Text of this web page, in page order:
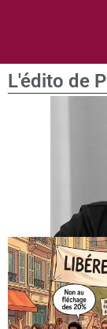
L'édito de